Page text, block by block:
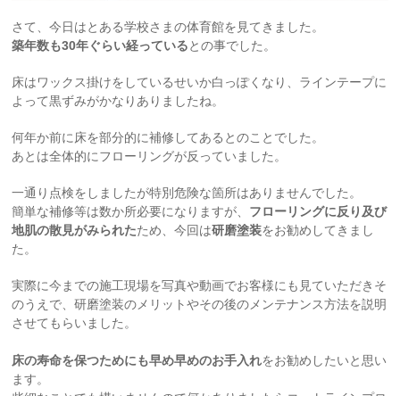
さて、今日はとある学校さまの体育館を見てきました。
築年数も30年ぐらい経っているとの事でした。
床はワックス掛けをしているせいか白っぽくなり、ラインテープに
よって黒ずみがかなりありましたね。
何年か前に床を部分的に補修してあるとのことでした。
あとは全体的にフローリングが反っていました。
一通り点検をしましたが特別危険な箇所はありませんでした。
簡単な補修等は数か所必要になりますが、 フローリングに反り及び
地肌の散見がみられたため、今回は研磨塗装をお勧めしてきまし
た。
実際に今までの施工現場を写真や動画でお客様にも見ていただきそ
のうえで、研磨塗装のメリットやその後のメンテナンス方法を説明
させてもらいました。
床の寿命を保つためにも早め早めのお手入れをお勧めしたいと思い
ます。